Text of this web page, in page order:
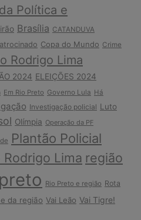
Política e
Brasília CATANDUVA
Copa do Mundo Crime
Rodrigo Lima
2024 ELEIÇÕES 2024
Em Rio Preto Governo Lula Há
Investigação policial Luto
Olímpia Operação da PF
Plantão Policial
Lima região
Rio Preto e região Rota
da região Vai Leão Vai Tigre!